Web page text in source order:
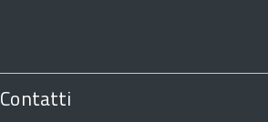
Contatti